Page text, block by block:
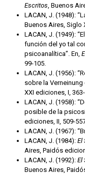
Escritos , Buenos
LACAN, J. (1948):
Buenos Aires, Siglo
LACAN, J. (1949):
función del yo tal
psicoanalítica”. En,
99-105.
LACAN, J. (1956):
sobre la Verneinung
XXI ediciones, I, 363-
LACAN, J. (1958):
posible de la
ediciones, II, 509-
LACAN, J. (1967):
LACAN, J. (1984):El
Aires, Paidós
LACAN, J. (1992):El
Buenos Aires,